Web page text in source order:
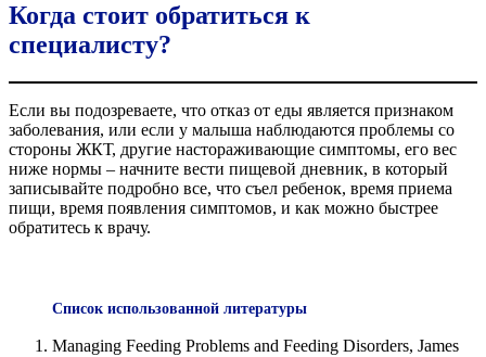
Когда стоит обратиться к
специалисту?
Если вы подозреваете, что отказ от еды является признаком
заболевания, или если у малыша наблюдаются проблемы со
стороны ЖКТ, другие настораживающие симптомы, его вес
ниже нормы – начните вести пищевой дневник, в который
записывайте подробно все, что съел ребенок, время приема
пищи, время появления симптомов, и как можно быстрее
обратитесь к врачу.
Список использованной литературы
Managing Feeding Problems and Feeding Disorders, James